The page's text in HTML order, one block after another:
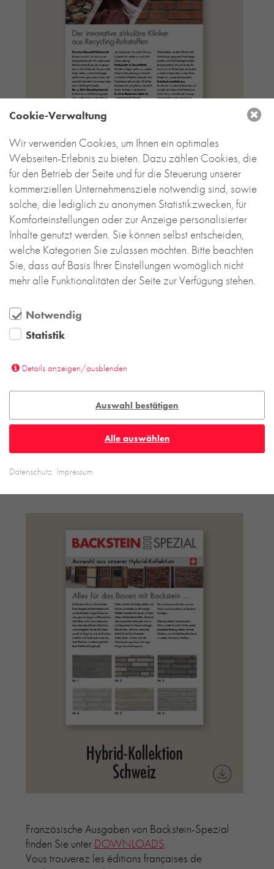
Französische Ausgaben von Backstein-Spezial
finden Sie unter DOWNLOADS.
Vous trouverez les éditions françaises de
Cookie-Verwaltung
Wir verwenden Cookies, um Ihnen ein optimales
Webseiten-Erlebnis zu bieten. Dazu zählen Cookies, die
für den Betrieb der Seite und für die Steuerung unserer
kommerziellen Unternehmensziele notwendig sind, sowie
solche, die lediglich zu anonymen Statistikzwecken, für
Komforteinstellungen oder zur Anzeige personalisierter
Inhalte genutzt werden. Sie können selbst entscheiden,
welche Kategorien Sie zulassen möchten. Bitte beachten
Sie, dass auf Basis Ihrer Einstellungen womöglich nicht
mehr alle Funktionalitäten der Seite zur Verfügung stehen.
Notwendig
Statistik
Details anzeigen/ausblenden
Auswahl bestätigen
Alle auswählen
Datenschutz Impressum